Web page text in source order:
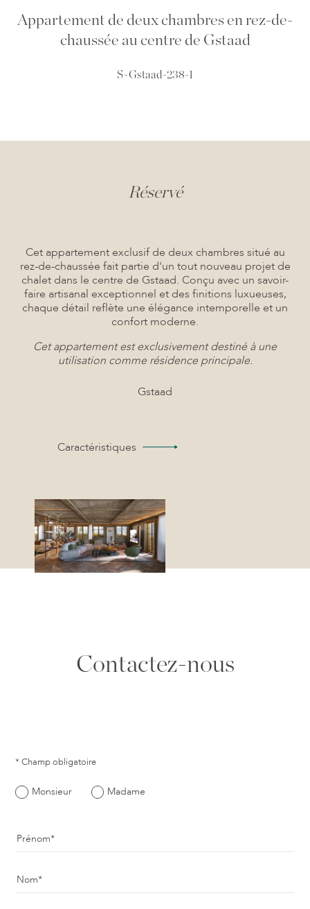
Appartement de deux chambres en rez-de-
chaussée au centre de Gstaad
S-Gstaad-238-1
Réservé
Cet appartement exclusif de deux chambres situé au
rez-de-chaussée fait partie d'un tout nouveau projet de
chalet dans le centre de Gstaad. Conçu avec un savoir-
faire artisanal exceptionnel et des finitions luxueuses,
chaque détail reflète une élégance intemporelle et un
confort moderne.
Cet appartement est exclusivement destiné à une
utilisation comme résidence principale.
Gstaad
Caractéristiques
Contactez-nous
* Champ obligatoire
Monsieur Madame
Prénom
Nom